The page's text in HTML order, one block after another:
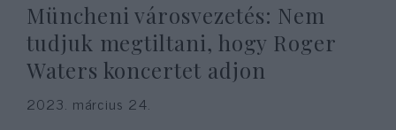
Müncheni városvezetés: Nem
tudjuk megtiltani, hogy Roger
Waters koncertet adjon
2023. március 24.